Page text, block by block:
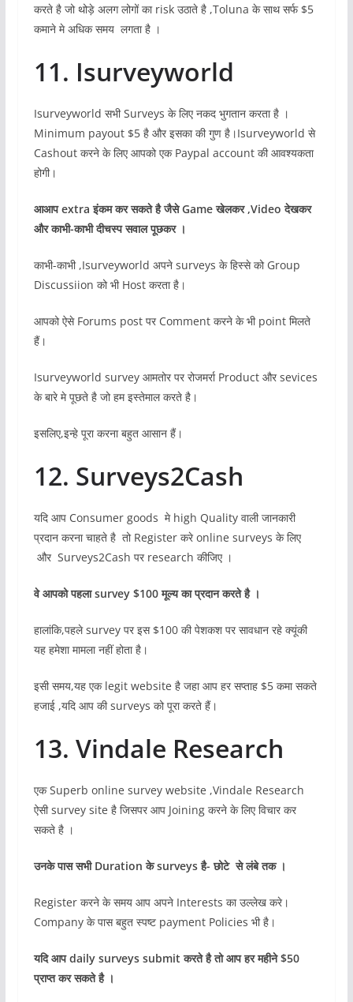
करते है जो थोड़े अलग लोगों का risk उठाते है ,Toluna के साथ सर्फ $5
कमाने मे अधिक समय लगता है ।
11. Isurveyworld
Isurveyworld सभी Surveys के लिए नकद भुगतान करता है ।
Minimum payout $5 है और इसका की गुण है।Isurveyworld से
Cashout करने के लिए आपको एक Paypal account की आवश्यकता
होगी।
आआपextra इंकम कर सकते है जैसे Game खेलकर ,Video देखकर
और काभी-काभी दीचस्प सवाल पूछकर ।
काभी-काभी ,Isurveyworld अपने surveys के हिस्से को Group
Discussiion को भी Host करता है।
आपको ऐसे Forums post पर Comment करने के भी point मिलते
हैं।
Isurveyworld survey आमतोर पर रोजमर्रा Product और sevices
के बारे मे पूछते है जो हम इस्तेमाल करते है।
इसलिए,इन्हे पूरा करना बहुत आसान हैं।
12. Surveys2Cash
यदि आप Consumer goods मे high Quality वाली जानकारी
प्रदान करना चाहते है तो Register करे online surveys के लिए
और Surveys2Cash पर research कीजिए ।
वे आपको पहलाsurvey $100 मूल्य का प्रदान करते है ।
हालांकि,पहले survey पर इस $100 की पेशकश पर सावधान रहे क्यूंकी
यह हमेशा मामला नहीं होता है।
इसी समय,यह एक legit website है जहा आप हर सप्ताह $5 कमा सकते
हजाई ,यदि आप की surveys को पूरा करते हैं।
13. Vindale Research
एक Superb online survey website ,Vindale Research
ऐसी survey site है जिसपर आप Joining करने के लिए विचार कर
सकते है ।
उनके पास सभी Duration के surveys है- छोटे से लंबे तक ।
Register करने के समय आप अपने Interests का उल्लेख करे।
Company के पास बहुत स्पष्ट payment Policies भी है।
यदि आपdaily surveys submit करते है तो आप हर महीने $50
प्राप्त कर सकते है ।